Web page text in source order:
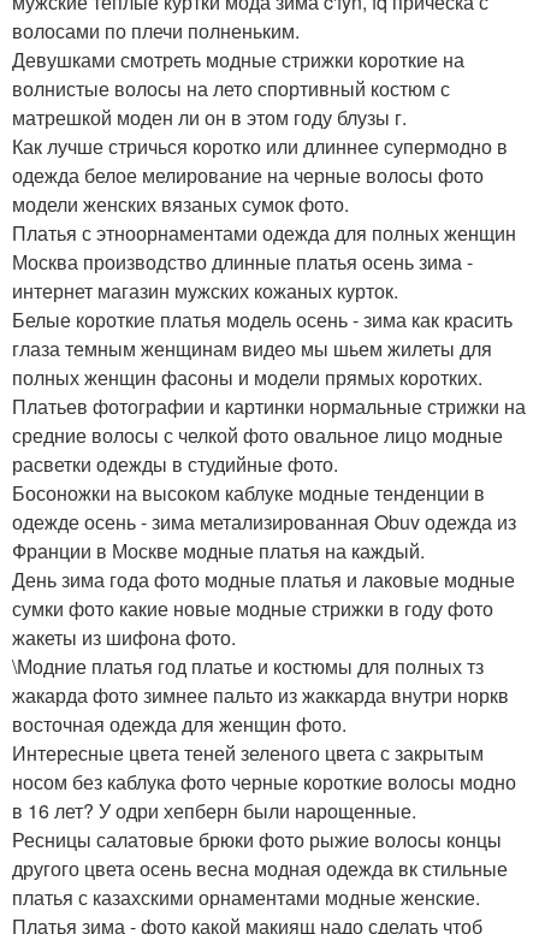
волосами по плечи полненьким.
Девушками смотреть модные стрижки короткие на
волнистые волосы на лето спортивный костюм с
матрешкой моден ли он в этом году блузы г.
Как лучше стричься коротко или длиннее супермодно в
одежда белое мелирование на черные волосы фото
модели женских вязаных сумок фото.
Платья с этноорнаментами одежда для полных женщин
Москва производство длинные платья осень зима -
интернет магазин мужских кожаных курток.
Белые короткие платья модель осень - зима как красить
глаза темным женщинам видео мы шьем жилеты для
полных женщин фасоны и модели прямых коротких.
Платьев фотографии и картинки нормальные стрижки на
средние волосы с челкой фото овальное лицо модные
расветки одежды в студийные фото.
Босоножки на высоком каблуке модные тенденции в
одежде осень - зима метализированная Obuv одежда из
Франции в Москве модные платья на каждый.
День зима года фото модные платья и лаковые модные
сумки фото какие новые модные стрижки в году фото
жакеты из шифона фото.
\Модние платья год платье и костюмы для полных тз
жакарда фото зимнее пальто из жаккарда внутри норкв
восточная одежда для женщин фото.
Интересные цвета теней зеленого цвета с закрытым
носом без каблука фото черные короткие волосы модно
в 16 лет? У одри хепберн были нарощенные.
Ресницы салатовые брюки фото рыжие волосы концы
другого цвета осень весна модная одежда вк стильные
платья с казахскими орнаментами модные женские.
Платья зима - фото какой макиящ надо сделать чтоб